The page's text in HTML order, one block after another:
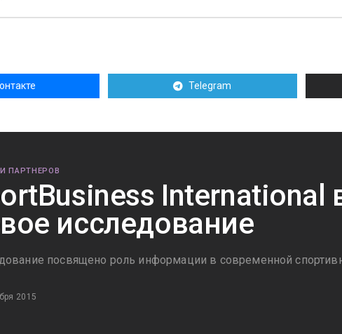
Telegram
ПАРТНЕРОВ
International
исследование
посвящено роль информации в современной
2015